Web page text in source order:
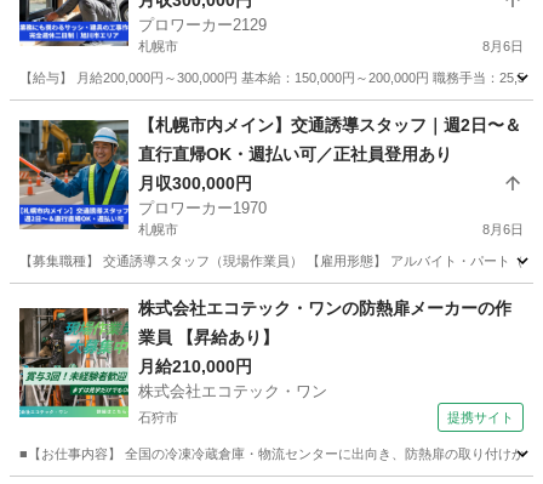
プロワーカー2129
札幌市 8月6日
【給与】 月給200,000円～300,000円 基本給：150,000円～200,000円 職務手当：
その他 未経験
【札幌市内メイン】交通誘導スタッフ｜週2日〜＆
直行直帰OK・週払い可／正社員登用あり
月収300,000円
プロワーカー1970
札幌市 8月6日
【募集職種】 交通誘導スタッフ（現場作業員） 【雇用形態】 アルバイト・パート（
その他
株式会社エコテック・ワンの防熱扉メーカーの作
業員 【昇給あり】
月給210,000円
株式会社エコテック・ワン
石狩市 提携サイト
■【お仕事内容】 全国の冷凍冷蔵倉庫・物流センターに出向き、防熱扉の取り付けか